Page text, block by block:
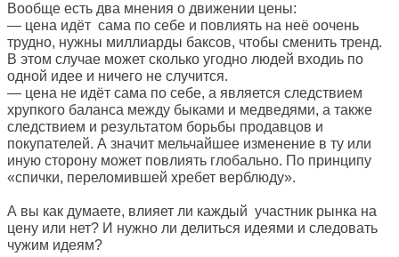
Вообще есть два мнения о движении цены:
— цена идёт сама по себе и повлиять на неё оочень
трудно, нужны миллиарды баксов, чтобы сменить тренд.
В этом случае может сколько угодно людей входиь по
одной идее и ничего не случится.
— цена не идёт сама по себе, а является следствием
хрупкого баланса между быками и медведями, а также
следствием и результатом борьбы продавцов и
покупателей. А значит мельчайшее изменение в ту или
иную сторону может повлиять глобально. По принципу
«спички, переломившей хребет верблюду».
А вы как думаете, влияет ли каждый участник рынка на
цену или нет? И нужно ли делиться идеями и следовать
чужим идеям?